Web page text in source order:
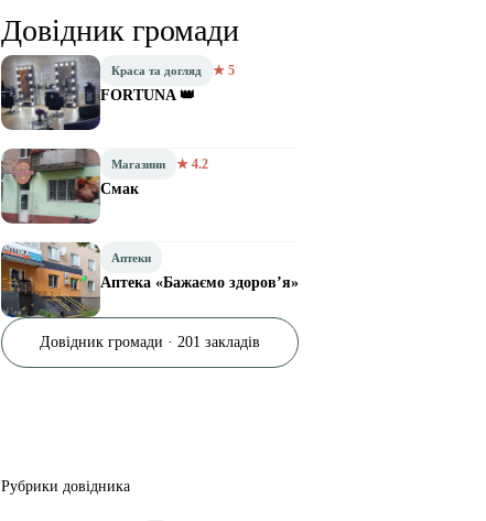
Довідник громади
Краса та догляд ★ 5
FORTUNA 👑
Магазини ★ 4.2
Смак
Аптеки
Аптека «Бажаємо здоров’я»
Довідник громади · 201 закладів
Рубрики довідника